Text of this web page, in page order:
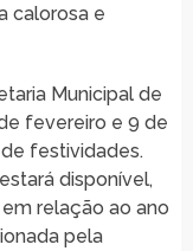
calorosa e
Municipal de
fevereiro e 9 de
festividades.
disponível,
relação ao ano
pela